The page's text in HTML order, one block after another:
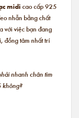
midi cao cấp 925
nhẫn bằng chất
với việc bạn đang
đồng tâm nhất trí
nhanh chân tìm
không?